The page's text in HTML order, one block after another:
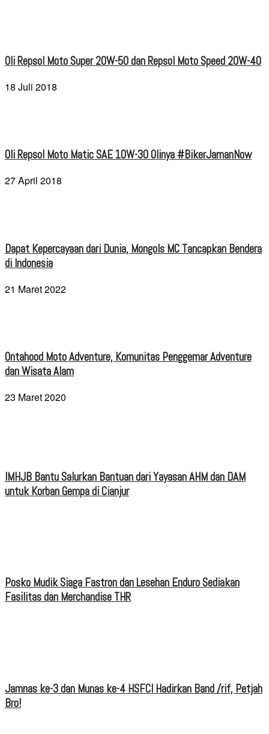
Oli Repsol Moto Super 20W-50 dan Repsol Moto Speed 20W-40
18 Juli 2018
Oli Repsol Moto Matic SAE 10W-30 Olinya #BikerJamanNow
27 April 2018
Dapat Kepercayaan dari Dunia, Mongols MC Tancapkan Bendera
di Indonesia
21 Maret 2022
Ontahood Moto Adventure, Komunitas Penggemar Adventure
dan Wisata Alam
23 Maret 2020
IMHJB Bantu Salurkan Bantuan dari Yayasan AHM dan DAM
untuk Korban Gempa di Cianjur
Posko Mudik Siaga Fastron dan Lesehan Enduro Sediakan
Fasilitas dan Merchandise THR
Jamnas ke-3 dan Munas ke-4 HSFCI Hadirkan Band /rif, Petjah
Bro!